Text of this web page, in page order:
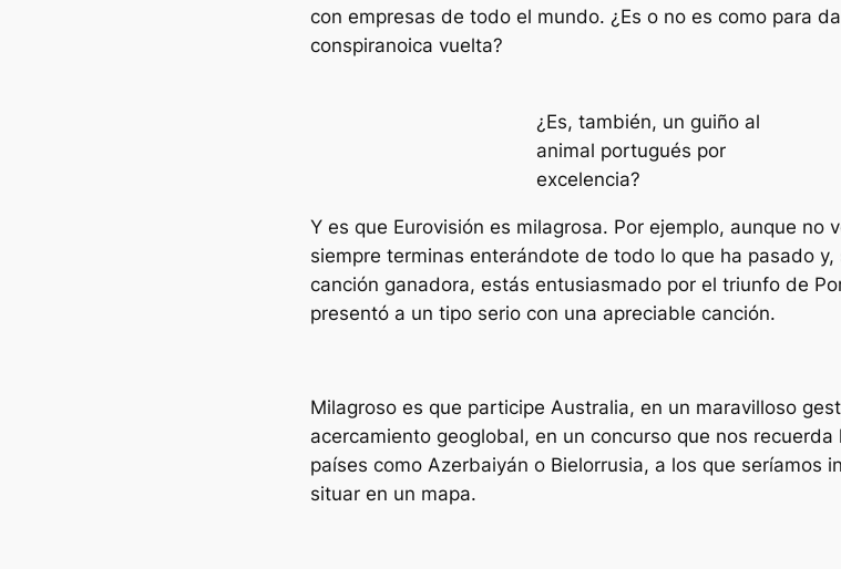
con empresas de todo el mundo. ¿Es o no es como para
conspiranoica vuelta?
¿Es, también, un guiño al
animal portugués por
excelencia?
Y es que Eurovisión es milagrosa. Por ejemplo, aunque no
siempre terminas enterándote de todo lo que ha pasado y,
canción ganadora, estás entusiasmado por el triunfo de
presentó a un tipo serio con una apreciable canción.
Milagroso es que participe Australia, en un maravilloso
acercamiento geoglobal, en un concurso que nos recuerda
países como Azerbaiyán o Bielorrusia, a los que seríamos
situar en un mapa.